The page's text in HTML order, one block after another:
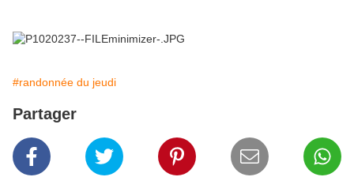
#randonnée du jeudi
Partager